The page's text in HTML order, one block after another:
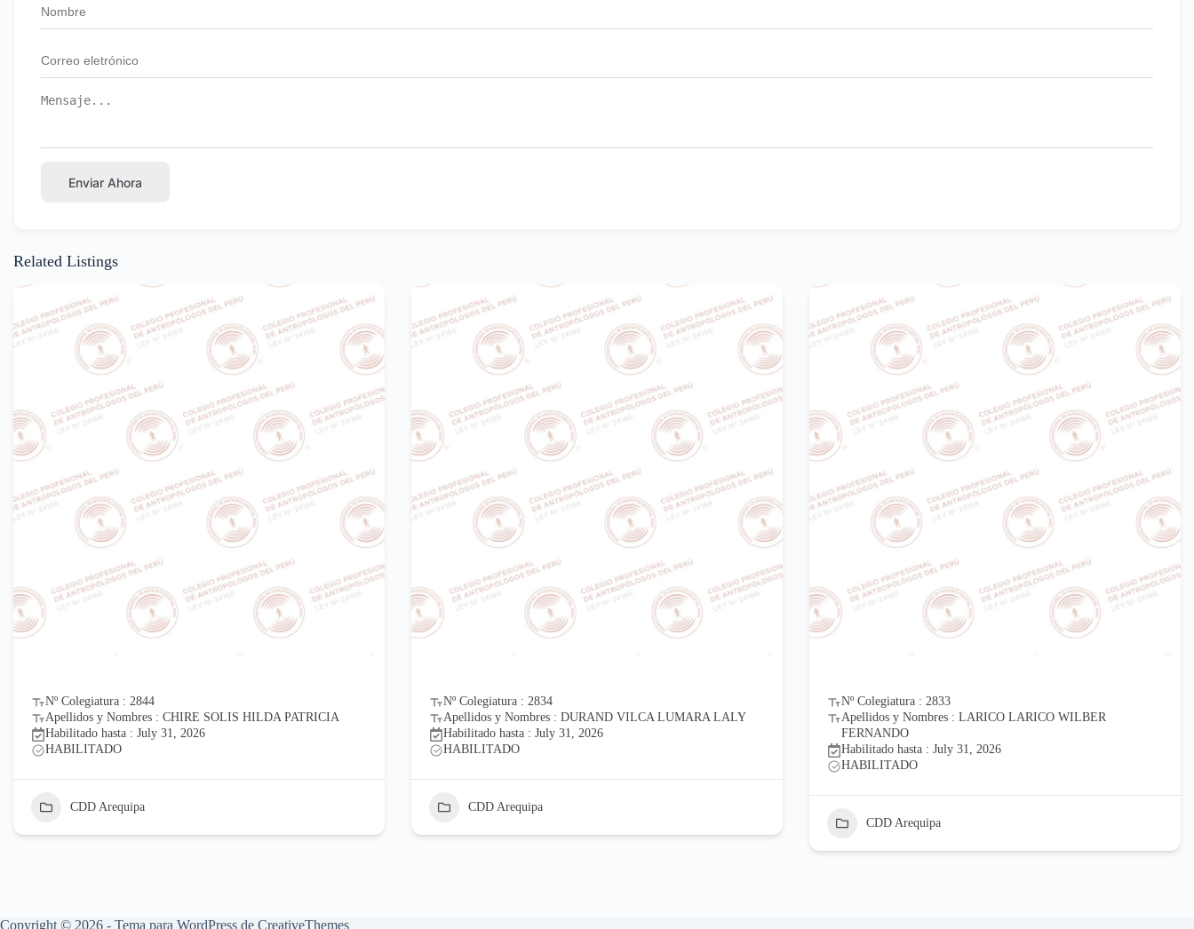
Enviar Ahora
Related Listings
Nº Colegiatura : 2844
Apellidos y Nombres : CHIRE SOLIS HILDA PATRICIA
Habilitado hasta : July 31, 2026
HABILITADO
CDD Arequipa
Nº Colegiatura : 2834
Apellidos y Nombres : DURAND VILCA LUMARA LALY
Habilitado hasta : July 31, 2026
HABILITADO
CDD Arequipa
Nº Colegiatura : 2833
Apellidos y Nombres : LARICO LARICO WILBER
FERNANDO
Habilitado hasta : July 31, 2026
HABILITADO
CDD Arequipa
Copyright © 2026 - Tema para WordPress de CreativeThemes